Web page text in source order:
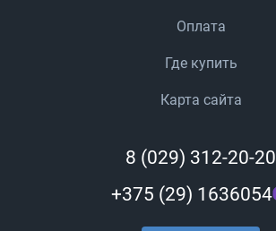
Оплата
Где купить
Карта сайта
8 (029) 312-20-20
+375 (29) 1636054